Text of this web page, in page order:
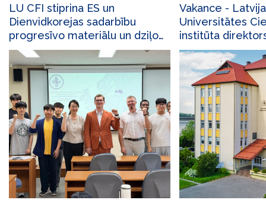
LU CFI stiprina ES un
Dienvidkorejas sadarbību
progresīvo materiālu un dziļo
tehnoloģiju jomā
Vakance -
Universitātes
institūta